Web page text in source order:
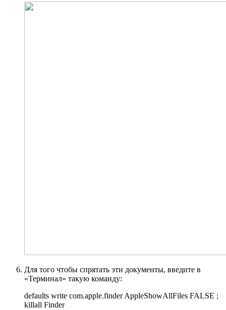
Для того чтобы спрятать эти документы, введите в
«Терминал» такую команду:
defaults write com.apple.finder AppleShowAllFiles FALSE ;
killall Finder